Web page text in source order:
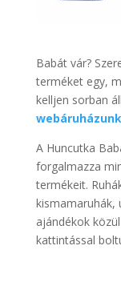
Babát vár?
terméket egy,
kelljen sorban
webáruházunk
A Huncutka
forgalmazza
termékeit.
kismamaruhák,
ajándékok
kattintással